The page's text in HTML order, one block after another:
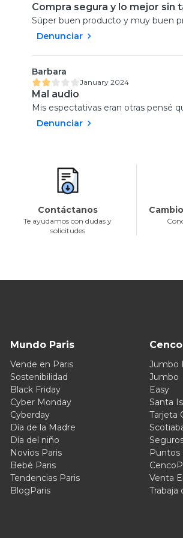
Compra segura y lo mejor sin
Súper buen producto y muy buen
Denunciar
Barbara
January 2024
Mal audio
Mis espectativas eran otras pensé
Denunciar
Contáctanos
Te ayudamos con dudas y
solicitudes
Mundo Paris
Vende en Paris
Sostenibilidad
Black Friday
Cyber Monday
Cyberday
Día de la Madre
Día del niño
Novios Paris
Bebé Paris
Tendencias Paris
BlogParis
Jumbo
Jumbo
Easy
Santa
Tarjeta
Puntos
Venta
Trabaja